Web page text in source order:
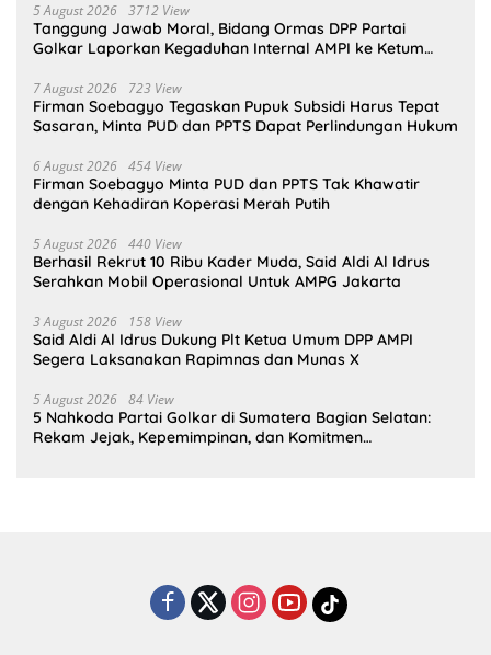
5 August 2026 3712 View
Tanggung Jawab Moral, Bidang Ormas DPP Partai
Golkar Laporkan Kegaduhan Internal AMPI ke Ketum
7 August 2026 723 View
Firman Soebagyo Tegaskan Pupuk Subsidi Harus Tepat
Sasaran, Minta PUD dan PPTS Dapat Perlindungan Hukum
6 August 2026 454 View
Firman Soebagyo Minta PUD dan PPTS Tak Khawatir
dengan Kehadiran Koperasi Merah Putih
5 August 2026 440 View
Berhasil Rekrut 10 Ribu Kader Muda, Said Aldi Al Idrus
Serahkan Mobil Operasional Untuk AMPG Jakarta
3 August 2026 158 View
Said Aldi Al Idrus Dukung Plt Ketua Umum DPP AMPI
Segera Laksanakan Rapimnas dan Munas X
5 August 2026 84 View
5 Nahkoda Partai Golkar di Sumatera Bagian Selatan:
Rekam Jejak, Kepemimpinan, dan Komitmen